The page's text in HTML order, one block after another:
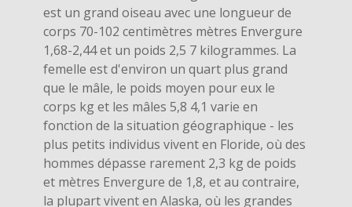
est un grand oiseau avec une longueur de
corps 70-102 centimètres mètres Envergure
1,68-2,44 et un poids 2,5 7 kilogrammes. La
femelle est d'environ un quart plus grand
que le mâle, le poids moyen pour eux le
corps kg et les mâles 5,8 4,1 varie en
fonction de la situation géographique - les
plus petits individus vivent en Floride, où des
hommes dépasse rarement 2,3 kg de poids
et mètres Envergure de 1,8, et au contraire,
la plupart vivent en Alaska, où les grandes